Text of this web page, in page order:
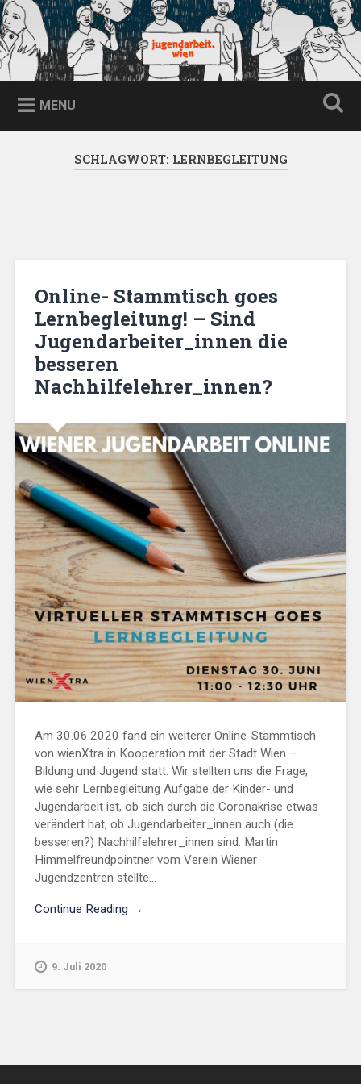
Skip
to
content
Search
jugendarbeit.wien
MENU
SCHLAGWORT: LERNBEGLEITUNG
Online- Stammtisch goes
Lernbegleitung! – Sind
Jugendarbeiter_innen die
besseren
Nachhilfelehrer_innen?
Am 30.06.2020 fand ein weiterer Online-Stammtisch
von wienXtra in Kooperation mit der Stadt Wien –
Bildung und Jugend statt. Wir stellten uns die Frage,
wie sehr Lernbegleitung Aufgabe der Kinder- und
Jugendarbeit ist, ob sich durch die Coronakrise etwas
verändert hat, ob Jugendarbeiter_innen auch (die
besseren?) Nachhilfelehrer_innen sind. Martin
Himmelfreundpointner vom Verein Wiener
Jugendzentren stellte...
Continue Reading →
9. Juli 2020